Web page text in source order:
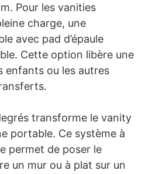
Pour les vanities
charge, une
avec pad d’épaule
Cette option libère une
enfants ou les autres
transforme le vanity
portable. Ce système à
permet de poser le
un mur ou à plat sur un